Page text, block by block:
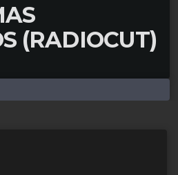
(RADIOCUT)